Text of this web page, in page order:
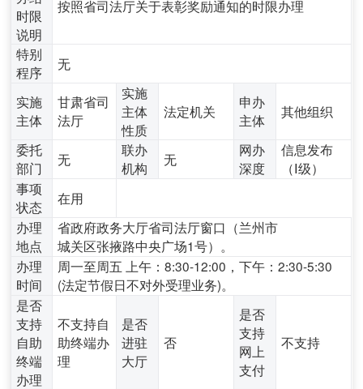
时限
说明
按照省司法厅关于表彰奖励通知的时限办理
特别
程序
无
实施
主体
甘肃省司
法厅
实施
主体
性质
法定机关
申办
主体
其他组织
委托
部门
无
联办
机构
无
网办
深度
信息发布
（Ⅰ级）
事项
状态
在用
办理
地点
省政府政务大厅省司法厅窗口（兰州市
城关区张掖路中央广场1号）。
办理
时间
周一至周五 上午：8:30-12:00，下午：2:30-5:30
(法定节假日不对外受理业务)。
是否
支持
自助
终端
办理
不支持自
助终端办
理
是否
进驻
大厅
否
是否
支持
网上
支付
不支持